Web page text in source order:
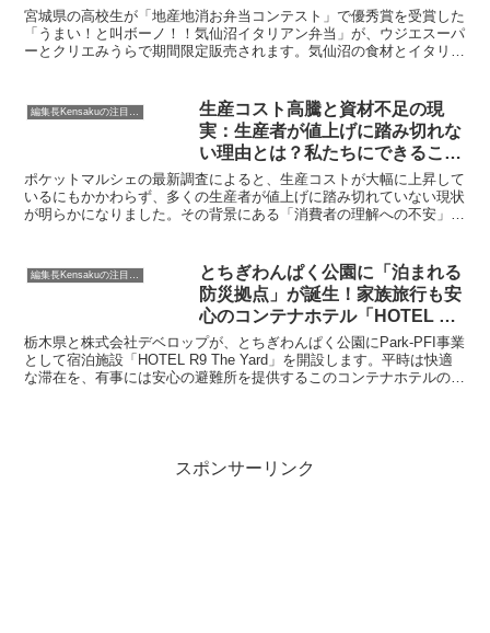
ろう
宮城県の高校生が「地産地消お弁当コンテスト」で優秀賞を受賞した
「うまい！と叫ボーノ！！気仙沼イタリアン弁当」が、ウジエスーパ
ーとクリエみうらで期間限定販売されます。気仙沼の食材とイタリア
生産コスト高騰と資材不足の現
実：生産者が値上げに踏み切れな
い理由とは？私たちにできること
は何でしょうか？
ポケットマルシェの最新調査によると、生産コストが大幅に上昇して
いるにもかかわらず、多くの生産者が値上げに踏み切れていない現状
が明らかになりました。その背景にある「消費者の理解への不安」や
編集長Kensakuの注目ネタ
とちぎわんぱく公園に「泊まれる
防災拠点」が誕生！家族旅行も安
心のコンテナホテル「HOTEL R9
The Yard」の魅力とは？
栃木県と株式会社デベロップが、とちぎわんぱく公園にPark-PFI事業
として宿泊施設「HOTEL R9 The Yard」を開設します。平時は快適
な滞在を、有事には安心の避難所を提供するこのコンテナホテルの魅
スポンサーリンク